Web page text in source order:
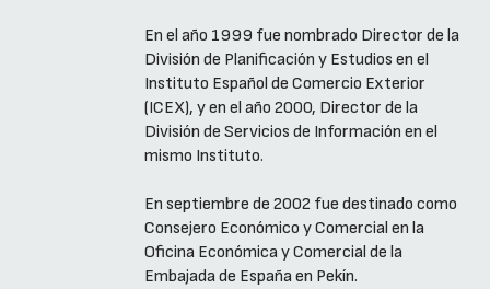
En el año 1999 fue nombrado Director de la
División de Planificación y Estudios en el
Instituto Español de Comercio Exterior
(ICEX), y en el año 2000, Director de la
División de Servicios de Información en el
mismo Instituto.
En septiembre de 2002 fue destinado como
Consejero Económico y Comercial en la
Oficina Económica y Comercial de la
Embajada de España en Pekín.